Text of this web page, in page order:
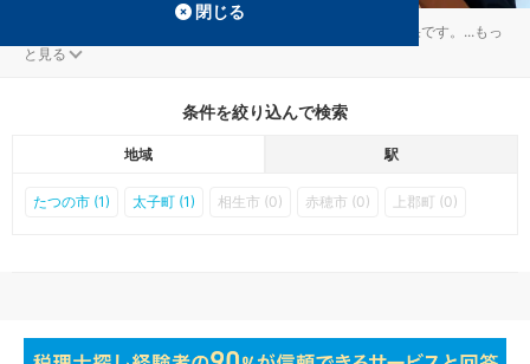
相生の西相生駅の資金調達対策を扱う税理士事務所の検索結果です。 ...もっ
と見る
条件を絞り込んで検索
地域 駅
たつの市 (1) 太子町 (1) 相生市 (0) 赤穂市 (0) 上郡町 (0)
閉じる